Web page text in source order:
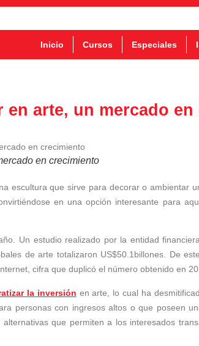
Inicio Cursos Especiales
arte, un mercado
en crecimiento
escultura que sirve para decorar o ambientar
en una opción interesante para
Un estudio realizado por la entidad
de arte totalizaron US$50.1billones. De
cifra que duplicó el número obtenido en
la inversión en arte, lo cual ha
personas con ingresos altos o que poseen
que permiten a los interesados